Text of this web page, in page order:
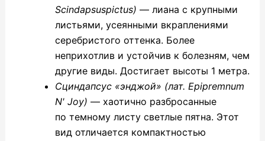
Scindapsuspictus) — лиана с крупными
листьями, усеянными вкраплениями
серебристого оттенка. Более
неприхотлив и устойчив к болезням, чем
другие виды. Достигает высоты 1 метра.
Сциндапсус «энджой» (лат. Epipremnum
N' Joy) — хаотично разбросанные
по темному листу светлые пятна. Этот
вид отличается компактностью